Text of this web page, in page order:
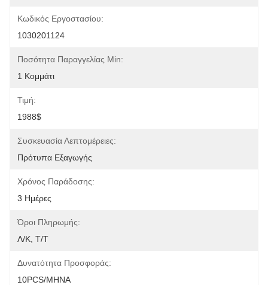
Κωδικός Εργοστασίου:
1030201124
Ποσότητα Παραγγελίας Min:
1 Κομμάτι
Τιμή:
1988$
Συσκευασία Λεπτομέρειες:
Πρότυπα Εξαγωγής
Χρόνος Παράδοσης:
3 Ημέρες
Όροι Πληρωμής:
Λ/Κ, Τ/Τ
Δυνατότητα Προσφοράς:
10PCS/ΜΗΝΑ